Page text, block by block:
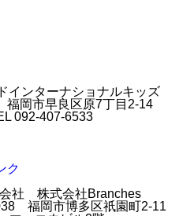
インターナショナルキッズ
岡市早良区原7丁目2-14
092-407-6533
社 株式会社Branches
福岡市博多区祇園町2-11